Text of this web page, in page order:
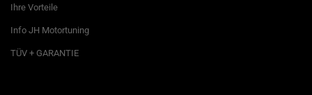
Ihre Vorteile
Info JH Motortuning
TÜV + GARANTIE